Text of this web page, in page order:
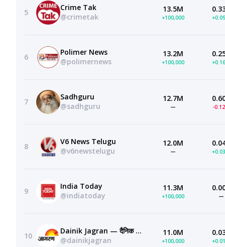
5
Crime Tak
@crimetak
13.5M
+100,000
6
Polimer News
@polimernews
13.2M
+100,000
7
Sadhguru
@sadhguru
12.7M
— -
8
V6 News Telugu
@v6newstelugu
12.0M
—
9
India Today
@indiatoday
11.3M
+100,000 —
10
Dainik Jagran — दैनिक जागरण
@dainikjagran
11.0M
+100,000